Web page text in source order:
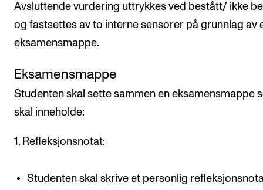
Avsluttende vurdering uttrykkes ved bestått/ ikke
og fastsettes av to interne sensorer på grunnlag av
eksamensmappe.
Eksamensmappe
Studenten skal sette sammen en eksamensmappe
skal inneholde:
1. Refleksjonsnotat:
Studenten skal skrive et personlig